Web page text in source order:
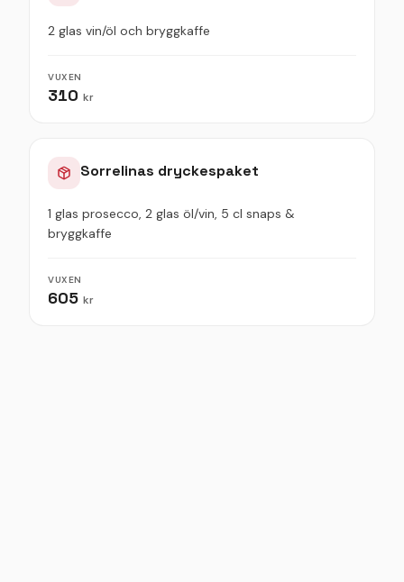
2 glas vin/öl och bryggkaffe
VUXEN
310 kr
Sorrelinas dryckespaket
1 glas prosecco, 2 glas öl/vin, 5 cl snaps &
bryggkaffe
VUXEN
605 kr